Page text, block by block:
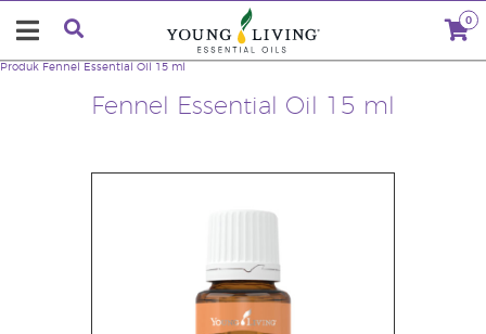
0
Fennel Essential Oil 15 ml
Produk Fennel Essential Oil 15 ml